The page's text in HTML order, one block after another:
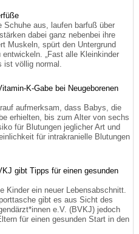
Schuhe aus, laufen barfuß über
dabei ganz nebenbei ihre
Muskeln, spürt den Untergrund
„Fast alle Kleinkinder
völlig normal.
K-Gabe bei Neugeborenen
aufmerksam, dass Babys, die
erhielten, bis zum Alter von sechs
für Blutungen jeglicher Art und
für intrakranielle Blutungen
gibt Tipps für einen gesunden
Kinder ein neuer Lebensabschnitt.
gibt es aus Sicht des
e.V. (BVKJ) jedoch
für einen gesunden Start in den